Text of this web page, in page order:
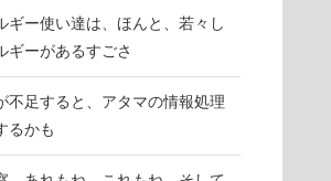
ギー使い達は、ほんと、若々し
ギーがあるすごさ
不足すると、アタマの情報処理
るかも